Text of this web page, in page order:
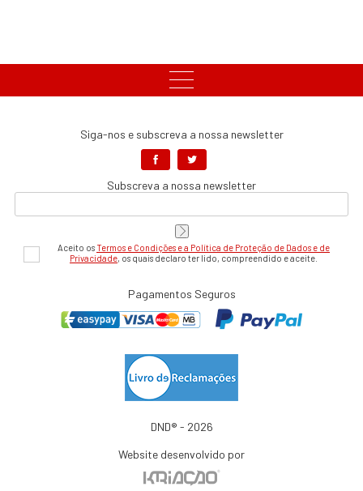
Siga-nos e subscreva a nossa newsletter
Subscreva a nossa newsletter
Aceito osTermos e Condições e a Política de Proteção de Dados e de
Privacidade, os quais declaro ter lido, compreendido e aceite.
Pagamentos Seguros
DND® - 2026
Website desenvolvido por